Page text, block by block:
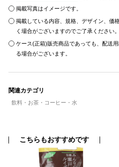
掲載写真はイメージです。
掲載している内容、規格、デザイン、価
く場合がございますのでご了承ください。
ケース(正箱)販売商品であっても、配送
る場合がございます。
関連カテゴリ
飲料・お茶・コーヒー・水
こちらもおすすめです